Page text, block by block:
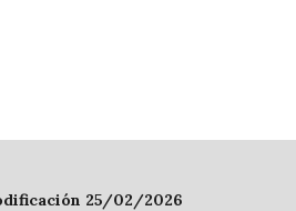
25/02/2026